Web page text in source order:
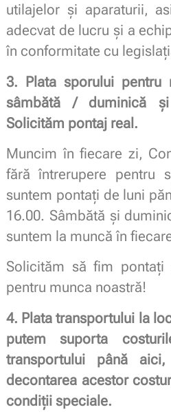
utilajelor și aparaturii,
adecvat de lucru și a
în conformitate cu
3. Plata sporului
sâmbătă / duminică
Solicităm pontaj real.
Muncim în fiecare zi,
fără întrerupere pentru
suntem pontați de luni
16.00. Sâmbătă și
suntem la muncă în
Solicităm să fim
pentru munca noastră!
4. Plata transportului la
putem suporta
transportului până
decontarea acestor
condiții speciale.